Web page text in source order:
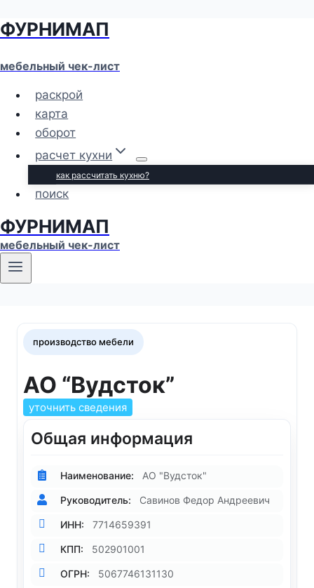
Перейти
содержимому
ФУРНИМАП
мебельный чек-лист
раскрой
карта
оборот
расчет кухни
как рассчитать кухню?
поиск
ФУРНИМАП
мебельный чек-лист
производство мебели
АО “Вудсток”
уточнить сведения
Общая информация
Наименование: АО "Вудсток"
Руководитель: Савинов Федор Андреевич
ИНН: 7714659391
КПП: 502901001
ОГРН: 5067746131130